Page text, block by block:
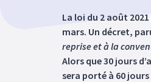
La loi du 2 août
mars. Un décret,
reprise et à la
Alors que 30 jours
sera porté à 60